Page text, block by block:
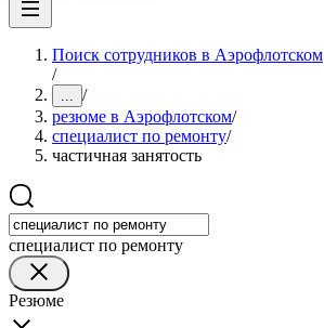
Поиск сотрудников в Аэрофлотском
/
... /
резюме в Аэрофлотском/
специалист по ремонту/
частичная занятость
специалист по ремонту
Резюме